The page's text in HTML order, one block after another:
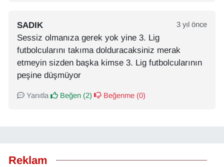
SADIK 3 yıl önce
Sessiz olmanıza gerek yok yine 3. Lig
futbolcularını takıma dolduracaksiniz merak
etmeyin sizden başka kimse 3. Lig futbolcularının
peşine düşmüyor
Yanıtla Beğen (2) Beğenme (0)
Reklam